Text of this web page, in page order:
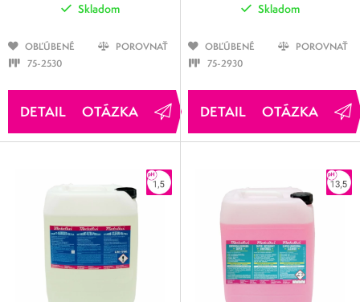
Skladom
OBĽÚBENÉ
POROVNAŤ
75-2530
OTÁZKA
Skladom
OBĽÚBENÉ
POROVNAŤ
75-2930
OTÁZKA